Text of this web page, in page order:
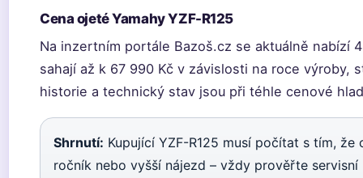
Cena ojeté Yamahy YZF-R125
Na inzertním portále Bazoš.cz se aktuálně nabízí
sahají až k 67 990 Kč v závislosti na roce výroby,
historie a technický stav jsou při téhle cenové
Shrnutí: Kupující YZF-R125 musí počítat s tím,
ročník nebo vyšší nájezd – vždy prověřte servisní